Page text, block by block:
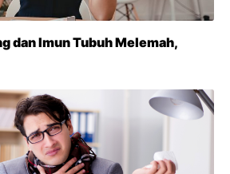
dan Imun Tubuh Melemah,